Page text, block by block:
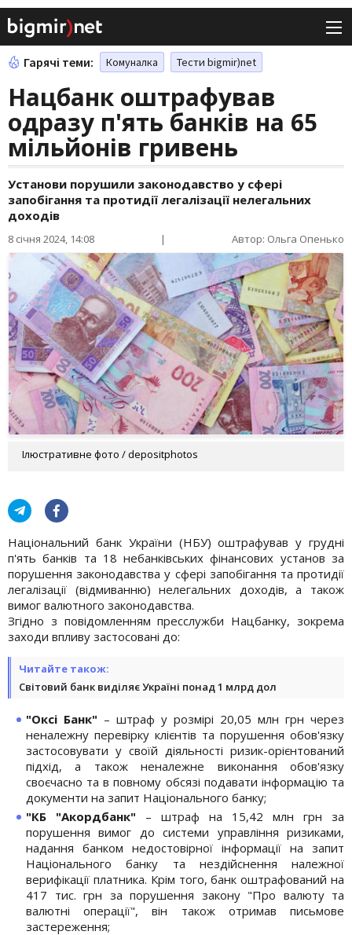
Гарячі теми: Комуналка Тести bigmir)net
Нацбанк оштрафував
одразу п'ять банків на 65
мільйонів гривень
Установи порушили законодавство у сфері
запобігання та протидії легалізації нелегальних
доходів
8 січня 2024, 14:08 | Автор: Ольга Опенько
Ілюстративне фото / depositphotos
Національний банк України (НБУ) оштрафував у грудні
п'ять банків та 18 небанківських фінансових установ за
порушення законодавства у сфері запобігання та протидії
легалізації (відмиванню) нелегальних доходів, а також
вимог валютного законодавства.
Згідно з повідомленням пресслужби Нацбанку, зокрема
заходи впливу застосовані до:
Читайте також:
Світовий банк виділяє Україні понад 1 млрд дол
"Оксі Банк" – штраф у розмірі 20,05 млн грн через
неналежну перевірку клієнтів та порушення обов'язку
застосовувати у своїй діяльності ризик-орієнтований
підхід, а також неналежне виконання обов'язку
своєчасно та в повному обсязі подавати інформацію та
документи на запит Національного банку;
"КБ "Акордбанк" – штраф на 15,42 млн грн за
порушення вимог до системи управління ризиками,
надання банком недостовірної інформації на запит
Національного банку та нездійснення належної
верифікації платника. Крім того, банк оштрафований на
417 тис. грн за порушення закону "Про валюту та
валютні операції", він також отримав письмове
застереження;